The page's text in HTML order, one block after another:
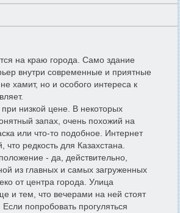
на краю города. Само здание
внутри современные и приятные
хамит, но и особого интереса к
низкой цене. В некоторых
запах, очень похожий на
или что-то подобное. Интернет
что редкость для Казахстана.
- да, действительно,
из главных и самых загруженных
от центра города. Улица
и тем, что вечерами на ней стоят
попробовать прогуляться